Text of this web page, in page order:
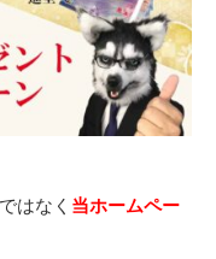
はなく 当ホームペー